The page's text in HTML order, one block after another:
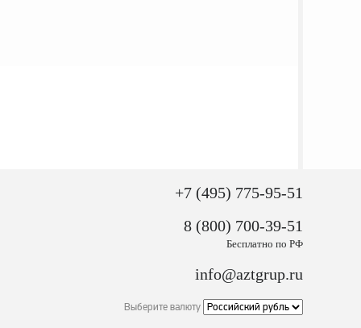
+7 (495) 775-95-51
8 (800) 700-39-51
Бесплатно по РФ
info@aztgrup.ru
Выберите валюту